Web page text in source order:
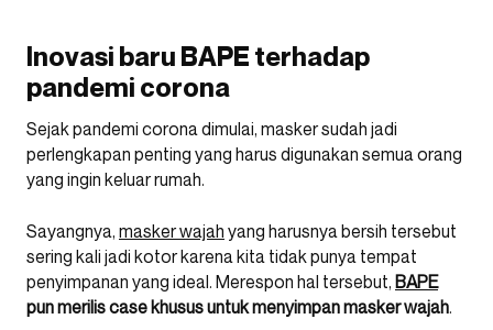
Inovasi baru BAPE terhadap
pandemi corona
Sejak pandemi corona dimulai, masker sudah jadi
perlengkapan penting yang harus digunakan semua orang
yang ingin keluar rumah.
Sayangnya, masker wajah yang harusnya bersih tersebut
sering kali jadi kotor karena kita tidak punya tempat
penyimpanan yang ideal. Merespon hal tersebut, BAPE
pun merilis case khusus untuk menyimpan masker wajah.